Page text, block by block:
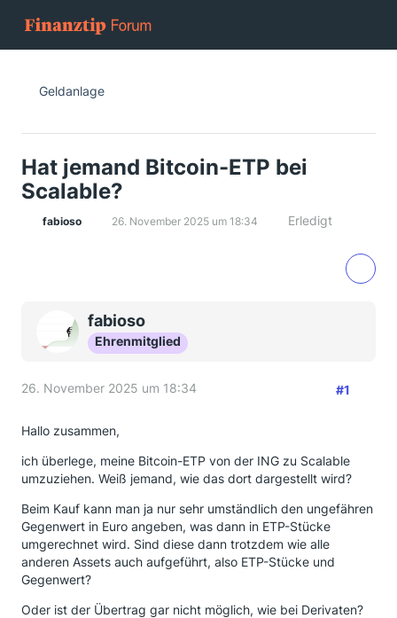
Geldanlage
Hat jemand Bitcoin-ETP bei
Scalable?
fabioso 26. November 2025 um 18:34 Erledigt
fabioso
Ehrenmitglied
26. November 2025 um 18:34 #1
Hallo zusammen,
ich überlege, meine Bitcoin-ETP von der ING zu Scalable
umzuziehen. Weiß jemand, wie das dort dargestellt wird?
Beim Kauf kann man ja nur sehr umständlich den ungefähren
Gegenwert in Euro angeben, was dann in ETP-Stücke
umgerechnet wird. Sind diese dann trotzdem wie alle
anderen Assets auch aufgeführt, also ETP-Stücke und
Gegenwert?
Oder ist der Übertrag gar nicht möglich, wie bei Derivaten?